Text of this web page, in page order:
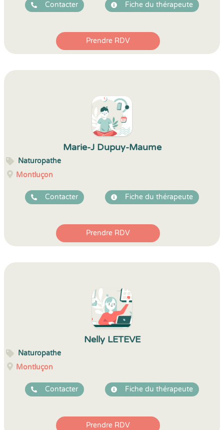
Contacter Fiche du thérapeute
Prendre RDV
Marie-J Dupuy-Maume
Naturopathe
Montluçon
Contacter Fiche du thérapeute
Prendre RDV
Nelly LETEVE
Naturopathe
Montluçon
Contacter Fiche du thérapeute
Prendre RDV